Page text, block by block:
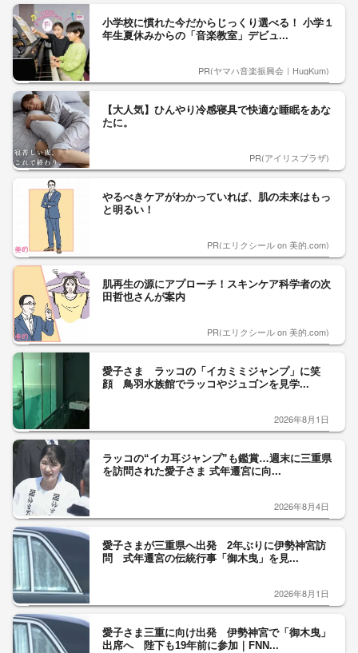
小学校に慣れた今だからじっくり選べる！ 小学１
年生夏休みからの「音楽教室」デビュ...
PR(ヤマハ音楽振興会｜HugKum)
【大人気】ひんやり冷感寝具で快適な睡眠をあな
たに。
PR(アイリスプラザ)
やるべきケアがわかっていれば、肌の未来はもっ
と明るい！
PR(エリクシール on 美的.com)
肌再生の源にアプローチ！スキンケア科学者の次
田哲也さんが案内
PR(エリクシール on 美的.com)
愛子さま ラッコの「イカミミジャンプ」に笑
顔 鳥羽水族館でラッコやジュゴンを見学...
2026年8月1日
ラッコの“イカ耳ジャンプ”も鑑賞…週末に三重県
を訪問された愛子さま 式年遷宮に向...
2026年8月4日
愛子さまが三重県へ出発 2年ぶりに伊勢神宮訪
問 式年遷宮の伝統行事「御木曳」を見...
2026年8月1日
愛子さま三重に向け出発 伊勢神宮で「御木曳」
出席へ 陛下も19年前に参加｜FNN...